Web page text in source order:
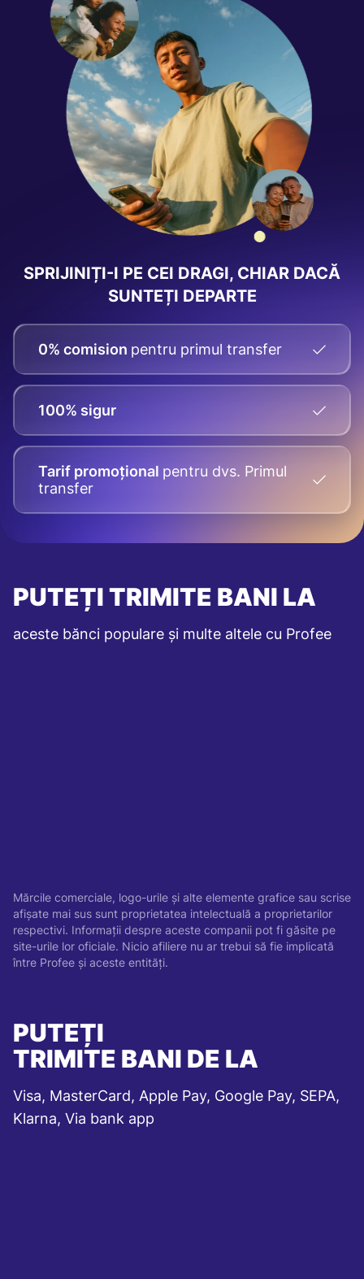
SPRIJINIȚI-I PE CEI DRAGI, CHIAR DACĂ
SUNTEȚI DEPARTE
0% comision pentru primul transfer
100% sigur
Tarif promoțional pentru dvs. Primul
transfer
PUTEȚI TRIMITE BANI LA
aceste bănci populare și multe altele cu Profee
Mărcile comerciale, logo-urile și alte elemente grafice sau scrise
afișate mai sus sunt proprietatea intelectuală a proprietarilor
respectivi. Informații despre aceste companii pot fi găsite pe
site-urile lor oficiale. Nicio afiliere nu ar trebui să fie implicată
între Profee și aceste entități.
PUTEȚI
TRIMITE BANI DE LA
Visa, MasterCard, Apple Pay, Google Pay, SEPA,
Klarna, Via bank app